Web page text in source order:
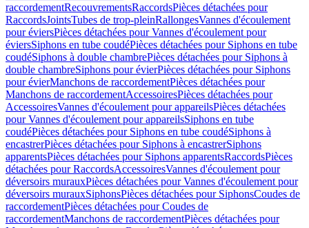
raccordementRecouvrementsRaccordsPièces détachées pour
RaccordsJointsTubes de trop-pleinRallongesVannes d'écoulement
pour éviersPièces détachées pour Vannes d'écoulement pour
éviersSiphons en tube coudéPièces détachées pour Siphons en tube
coudéSiphons à double chambrePièces détachées pour Siphons à
double chambreSiphons pour évierPièces détachées pour Siphons
pour évierManchons de raccordementPièces détachées pour
Manchons de raccordementAccessoiresPièces détachées pour
AccessoiresVannes d'écoulement pour appareilsPièces détachées
pour Vannes d'écoulement pour appareilsSiphons en tube
coudéPièces détachées pour Siphons en tube coudéSiphons à
encastrerPièces détachées pour Siphons à encastrerSiphons
apparentsPièces détachées pour Siphons apparentsRaccordsPièces
détachées pour RaccordsAccessoiresVannes d'écoulement pour
déversoirs murauxPièces détachées pour Vannes d'écoulement pour
déversoirs murauxSiphonsPièces détachées pour SiphonsCoudes de
raccordementPièces détachées pour Coudes de
raccordementManchons de raccordementPièces détachées pour